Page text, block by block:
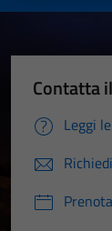
Contatta
Leggi